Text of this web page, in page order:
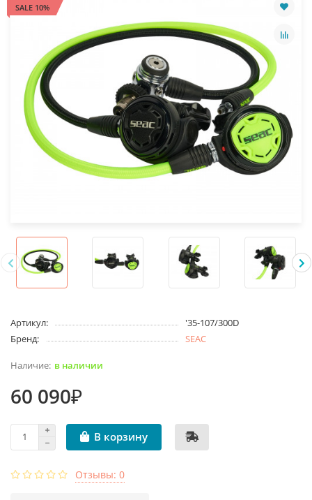
SALE 10%
Артикул:
'35-107/300D
Бренд:
SEAC
в наличии
60 090₽
В корзину
Отзывы: 0